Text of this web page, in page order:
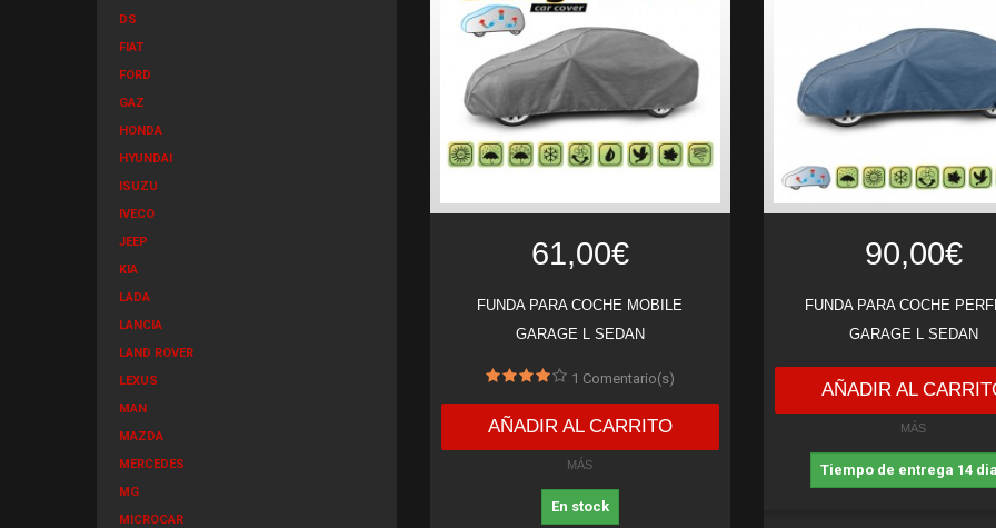
DS
FIAT
FORD
GAZ
HONDA
HYUNDAI
ISUZU
IVECO
JEEP
KIA
LADA
LANCIA
LAND ROVER
LEXUS
MAN
MAZDA
MERCEDES
MG
MICROCAR
61,00€
FUNDA PARA COCHE MOBILE
GARAGE L SEDAN
1 Comentario(s)
AÑADIR AL CARRITO
MÁS
En stock
90,00€
FUNDA PARA COCHE
GARAGE L SEDAN
AÑADIR AL
MÁS
Tiempo de entrega 14